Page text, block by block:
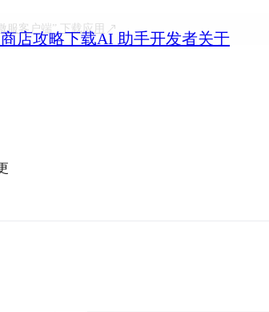
店攻略下载AI 助手开发者关于
服客户端”下载应用